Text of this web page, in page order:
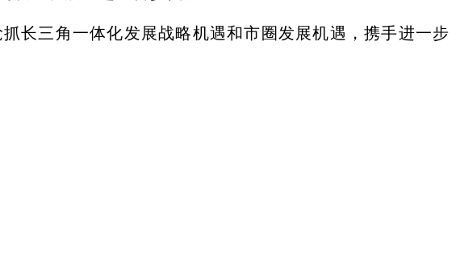
长三角一体化发展战略机遇和市圈发展机遇，携手进一步